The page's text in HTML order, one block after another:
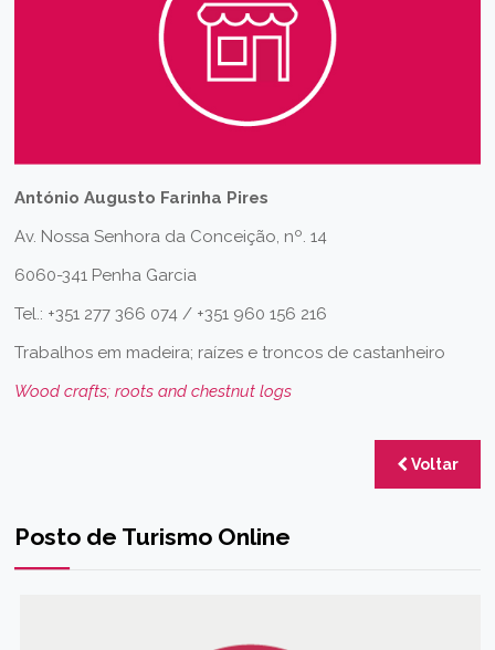
António Augusto Farinha Pires
Av. Nossa Senhora da Conceição, nº. 14
6060-341 Penha Garcia
Tel.: +351 277 366 074 / +351 960 156 216
Trabalhos em madeira; raízes e troncos de castanheiro
Wood crafts; roots and chestnut logs
Voltar
Posto de Turismo Online